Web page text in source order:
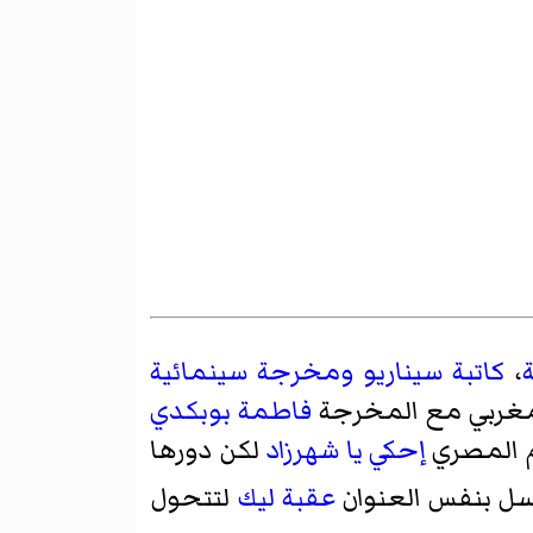
، كاتبة سيناريو ومخرجة سينمائية
مع المخرجة فاطمة بوبكدي
المصريإحكي يا شهرزاد لكن دورها
بنفس العنوانعقبة ليك لتتحول